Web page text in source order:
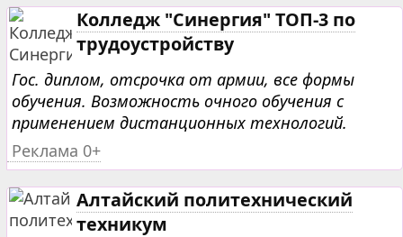
Колледж "Синергия" ТОП-3 по
трудоустройству
Гос. диплом, отсрочка от армии, все формы
обучения. Возможность очного обучения с
применением дистанционных технологий.
Реклама 0+
Алтайский политехнический
техникум